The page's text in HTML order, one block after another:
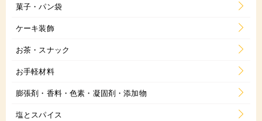
菓子・パン袋
ケーキ装飾
お茶・スナック
お手軽材料
膨張剤・香料・色素・凝固剤・添加物
塩とスパイス